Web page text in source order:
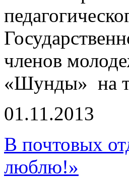
членов
«Шунды» на
01.11.2013
В почтовых
люблю!»